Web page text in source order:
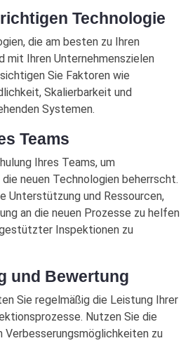
Technologie
die am besten zu Ihren
mit Ihren Unternehmenszielen
Sie Faktoren wie
Skalierbarkeit und
Systemen.
Teams
Ihres Teams, um
neuen Technologien beherrscht.
Unterstützung und Ressourcen,
an die neuen Prozesse zu helfen
Inspektionen zu
und Bewertung
Sie regelmäßig die Leistung Ihrer
Nutzen Sie die
Verbesserungsmöglichkeiten zu